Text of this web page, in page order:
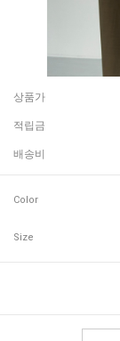
상품가
적립금
배송비
Color
Size